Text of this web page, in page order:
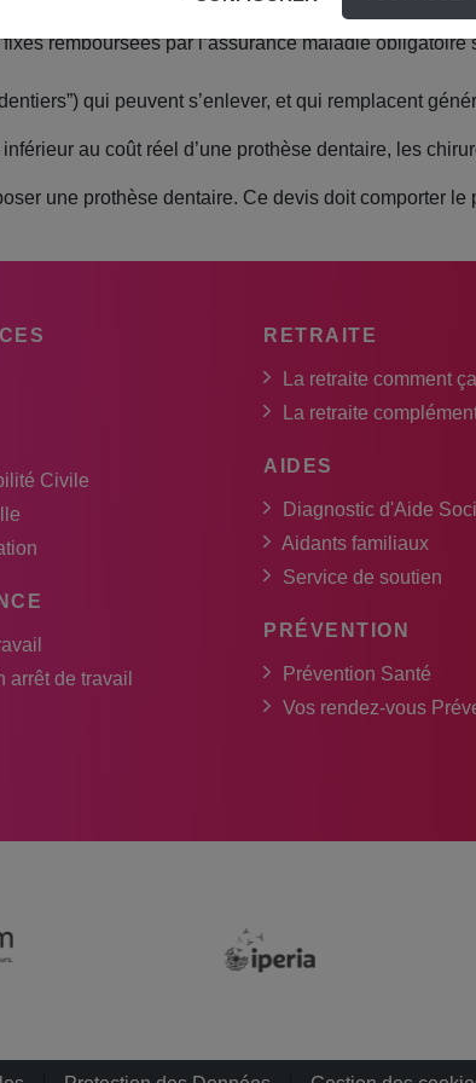
Une couronne reconstitue artificiellement la partie
remboursées par l’assurance maladie
qui peuvent s’enlever, et qui remplacent
au coût réel d’une prothèse dentaire, les
une prothèse dentaire. Ce devis doit comporter
Civile
arrêt de travail
RETRAITE
La retraite comment
La retraite
AIDES
Diagnostic d'Aide
Aidants familiaux
Service de soutien
PRÉVENTION
Prévention Santé
Vos rendez-vous